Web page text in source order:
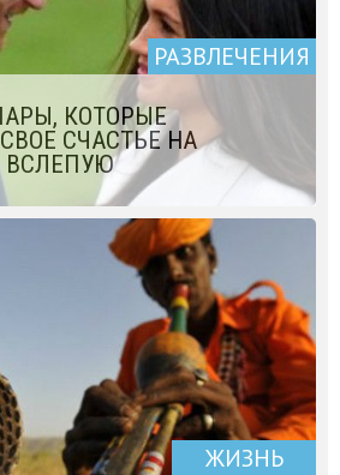
РАЗВЛЕЧЕНИЯ
КОТОРЫЕ
СЧАСТЬЕ НА
ВСЛЕПУЮ
ЖИЗНЬ